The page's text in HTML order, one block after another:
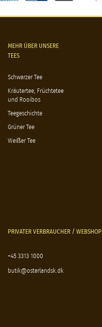
MEHR ÜBER UNSERE
TEES
Schwarzer Tee
Kräutertee, Früchtetee
und Rooibos
Teegeschichte
Grüner Tee
Weißer Tee
PRIVATER VERBRAUCHER / WEBSHOP
+45 3313 1000
butik@osterlandsk.dk